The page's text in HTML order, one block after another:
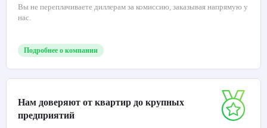
Вы не переплачиваете диллерам за комиссию, заказывая напрямую у
нас.
Подробнее о компании
Нам доверяют от квартир до крупных
предприятий